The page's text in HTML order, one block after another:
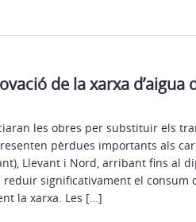
de la xarxa d’aigua
les obres per substituir els
pèrdues importants als
Llevant i Nord, arribant fins al
significativament el consum
la xarxa. Les […]